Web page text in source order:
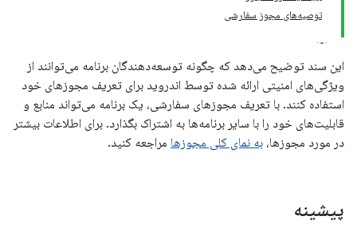
توصیه‌های مجوز سفارشی
این سند توضیح می‌دهد که چگونه توسعه‌دهندگان برنامه می‌توانند از
ویژگی‌های امنیتی ارائه شده توسط اندروید برای تعریف مجوزهای خود
استفاده کنند. با تعریف مجوزهای سفارشی، یک برنامه می‌تواند منابع و
قابلیت‌های خود را با سایر برنامه‌ها به اشتراک بگذارد. برای اطلاعات بیشتر
در مورد مجوزها، به نمای کلی مجوزها مراجعه کنید.
پیشینه